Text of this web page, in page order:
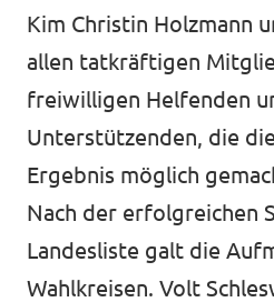
Kim Christin Holzmann
allen tatkräftigen
freiwilligen Helfenden
Unterstützenden, die
Ergebnis möglich
Nach der erfolgreichen
Landesliste galt die
Wahlkreisen. Volt